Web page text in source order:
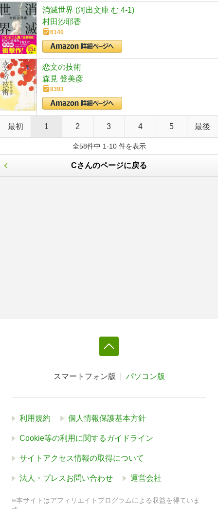
消滅世界 (河出文庫 む 4-1)
村田沙耶香
6140
恋文の技術
森見 登美彦
8393
最初 1 2 3 4 5 最後
全58件中 1-10 件を表示
Cさんのページに戻る
スマートフォン版 パソコン版
利用規約 個人情報保護基本方針
Cookie等の利用に関するガイドライン
サイトアクセス情報の取得について
法人・プレスお問い合わせ 運営会社
※本サイトはアフィリエイトプログラムによる収益を得ていま